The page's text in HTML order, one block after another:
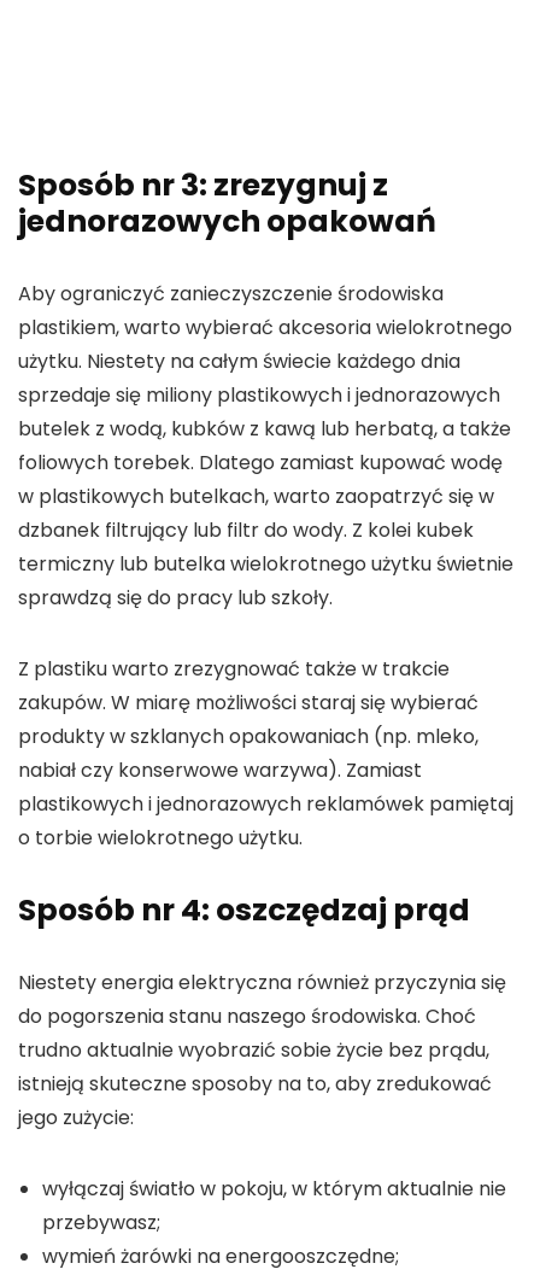
Sposób nr 3: zrezygnuj z
jednorazowych opakowań
Aby ograniczyć zanieczyszczenie środowiska
plastikiem, warto wybierać akcesoria wielokrotnego
użytku. Niestety na całym świecie każdego dnia
sprzedaje się miliony plastikowych i jednorazowych
butelek z wodą, kubków z kawą lub herbatą, a także
foliowych torebek. Dlatego zamiast kupować wodę
w plastikowych butelkach, warto zaopatrzyć się w
dzbanek filtrujący lub filtr do wody. Z kolei kubek
termiczny lub butelka wielokrotnego użytku świetnie
sprawdzą się do pracy lub szkoły.
Z plastiku warto zrezygnować także w trakcie
zakupów. W miarę możliwości staraj się wybierać
produkty w szklanych opakowaniach (np. mleko,
nabiał czy konserwowe warzywa). Zamiast
plastikowych i jednorazowych reklamówek pamiętaj
o torbie wielokrotnego użytku.
Sposób nr 4: oszczędzaj prąd
Niestety energia elektryczna również przyczynia się
do pogorszenia stanu naszego środowiska. Choć
trudno aktualnie wyobrazić sobie życie bez prądu,
istnieją skuteczne sposoby na to, aby zredukować
jego zużycie:
wyłączaj światło w pokoju, w którym aktualnie nie
przebywasz;
wymień żarówki na energooszczędne;